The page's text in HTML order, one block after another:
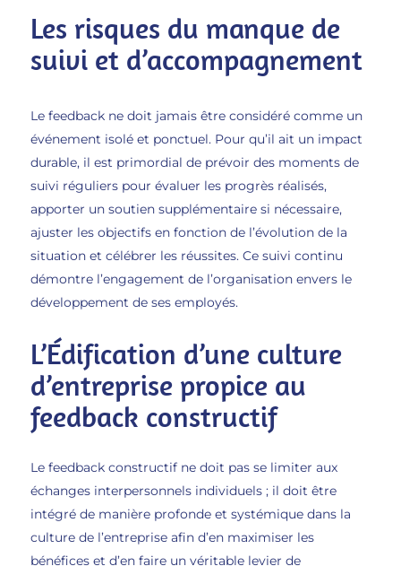
Les risques du manque de
suivi et d’accompagnement
Le feedback ne doit jamais être considéré comme un
événement isolé et ponctuel. Pour qu’il ait un impact
durable, il est primordial de prévoir des moments de
suivi réguliers pour évaluer les progrès réalisés,
apporter un soutien supplémentaire si nécessaire,
ajuster les objectifs en fonction de l’évolution de la
situation et célébrer les réussites. Ce suivi continu
démontre l’engagement de l’organisation envers le
développement de ses employés.
L’Édification d’une culture
d’entreprise propice au
feedback constructif
Le feedback constructif ne doit pas se limiter aux
échanges interpersonnels individuels ; il doit être
intégré de manière profonde et systémique dans la
culture de l’entreprise afin d’en maximiser les
bénéfices et d’en faire un véritable levier de